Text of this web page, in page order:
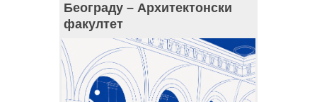
Београду – Архитектонски
факултет